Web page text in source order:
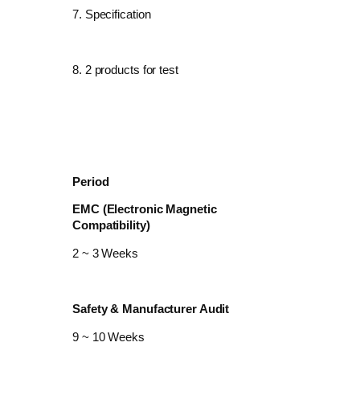
7. Specification
8. 2 products for test
Period
EMC (Electronic Magnetic
Compatibility)
2 ~ 3 Weeks
Safety & Manufacturer Audit
​9 ~ 10 Weeks